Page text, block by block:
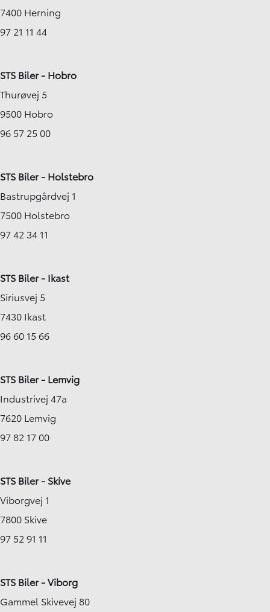
7400 Herning
97 21 11 44
STS Biler - Hobro
Thurøvej 5
9500 Hobro
96 57 25 00
STS Biler - Holstebro
Bastrupgårdvej 1
7500 Holstebro
97 42 34 11
STS Biler - Ikast
Siriusvej 5
7430 Ikast
96 60 15 66
STS Biler - Lemvig
Industrivej 47a
7620 Lemvig
97 82 17 00
STS Biler - Skive
Viborgvej 1
7800 Skive
97 52 91 11
STS Biler - Viborg
Gammel Skivevej 80